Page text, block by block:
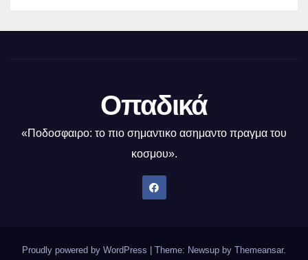
Οπαδικά
«Ποδοσφαιρο: το πιο σημαντικο ασημαντο πραγμα του
κοσμου».
Proudly powered by WordPress Theme: Newsup by Themeansar.